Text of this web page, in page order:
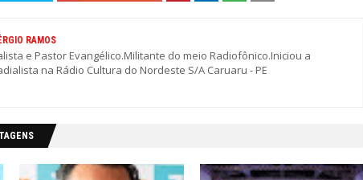
RAMOS
e Pastor Evangélico.Militante do meio Radiofônico.Iniciou a
na Rádio Cultura do Nordeste S/A Caruaru - PE